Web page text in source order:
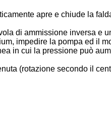
apre e chiude la
di ammissione inversa e
impedire la pompa ed il
in cui la pressione può
(rotazione secondo il